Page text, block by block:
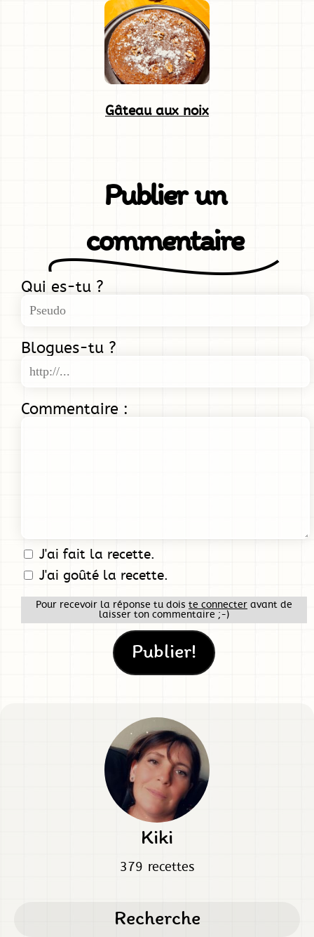
Gâteau aux noix
Publier un
commentaire
Qui es-tu ?
Blogues-tu ?
Commentaire :
J'ai fait la recette.
J'ai goûté la recette.
Pour recevoir la réponse tu dois te connecter avant de
laisser ton commentaire ;-)
Kiki
379 recettes
Recherche